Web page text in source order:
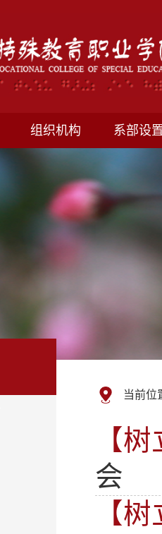
组织机构 系部设
当前位
【
会
【